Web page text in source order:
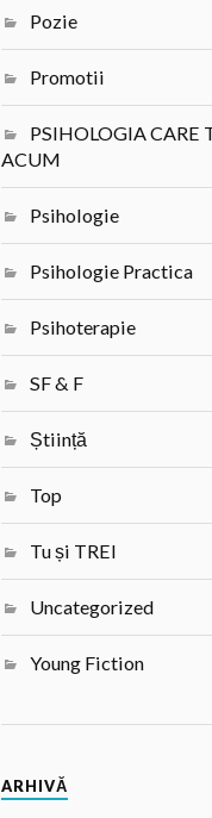
Pozie
Promotii
PSIHOLOGIA CARE
ACUM
Psihologie
Psihologie Practica
Psihoterapie
SF & F
Știință
Top
Tu și TREI
Uncategorized
Young Fiction
ARHIVĂ